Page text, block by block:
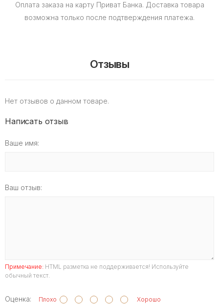
Оплата заказа на карту Приват Банка. Доставка товара
возможна только после подтверждения платежа.
Отзывы
Нет отзывов о данном товаре.
Написать отзыв
Ваше имя:
Ваш отзыв:
Примечание: HTML разметка не поддерживается! Используйте
обычный текст.
Оценка: Плохо Хорошо